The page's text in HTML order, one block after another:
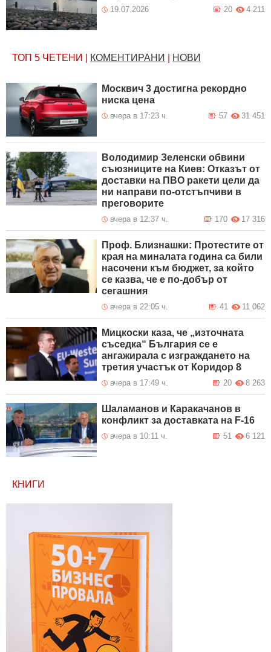
19.07.2026 4 211
20
ТОП 5 ЧЕТЕНИ КОМЕНТИРАНИ НОВИ
Москвич 3 достигна рекордно
ниска цена
вчера в 17:23 ч. 31 451
57
Володимир Зеленски обвини
съюзниците на Киев: Отказът от
доставки на ПВО ракети цели да
ни направи по-отстъпчиви в
преговорите
вчера в 12:37 ч. 17 316
170
Проф. Близнашки: Протестите от
края на миналата година са били
насочени към бюджет, за който
се казва, че е по-добър от
сегашния
вчера в 22:05 ч. 11 062
41
Мицкоски каза, че „източната
съседка“ България се е
ангажирала с изграждането на
третия участък от Коридор 8
вчера в 17:49 ч. 8 263
20
Шаламанов и Каракачанов в
конфликт за доставката на F-16
вчера в 10:11 ч. 6 121
51
КНИГИ